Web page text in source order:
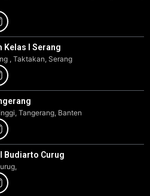
I Serang
, Taktakan, Serang
Tangerang, Banten
Budiarto Curug